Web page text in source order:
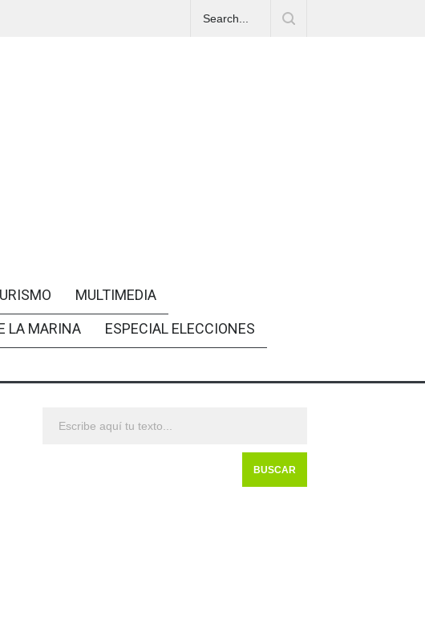
MULTIMEDIA
LA MARINA
ESPECIAL ELECCIONES